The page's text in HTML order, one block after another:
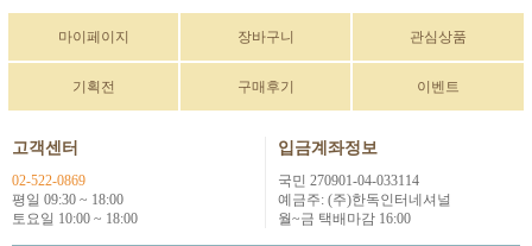
마이페이지 장바구니 관심상품
기획전 구매후기 이벤트
고객센터
02-522-0869
평일 09:30 ~ 18:00
토요일 10:00 ~ 18:00
입금계좌정보
국민 270901-04-033114
예금주: (주)한독인터네셔널
월~금 택배마감 16:00